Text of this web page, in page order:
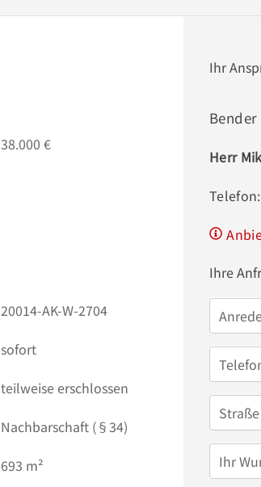
38.000 €
20014-AK-W-2704
sofort
teilweise erschlossen
Nachbarschaft (§34)
693 m²
Ihr
Herr
Ihre
Straße
Ihr